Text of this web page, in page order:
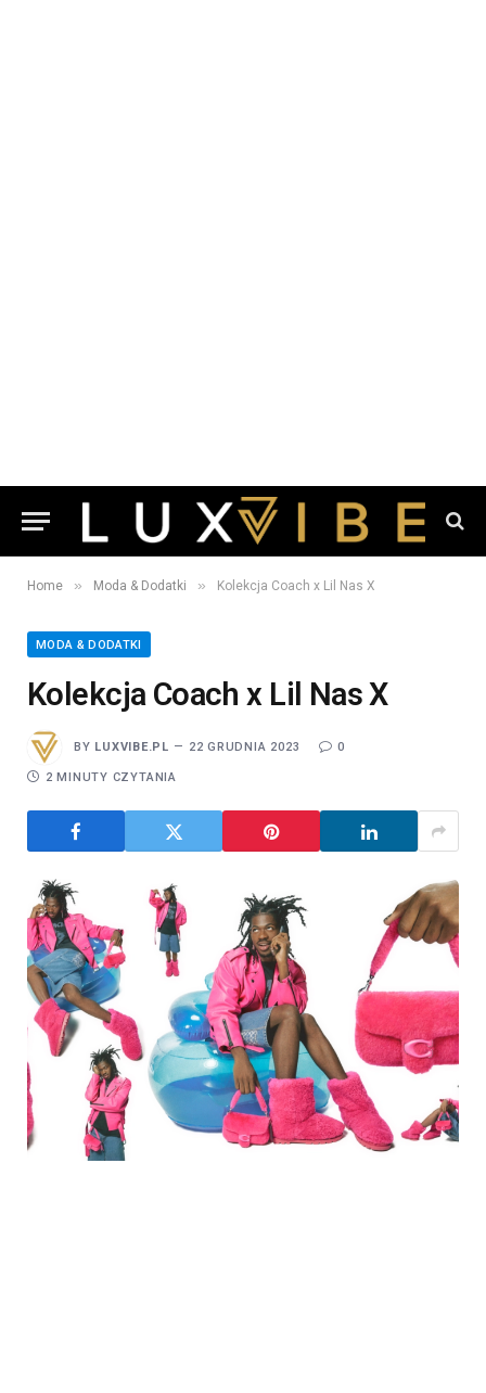
Home » Moda & Dodatki » Kolekcja Coach x Lil Nas X
MODA & DODATKI
Kolekcja Coach x Lil Nas X
BY LUXVIBE.PL 22 GRUDNIA 2023 0
2 MINUTY CZYTANIA